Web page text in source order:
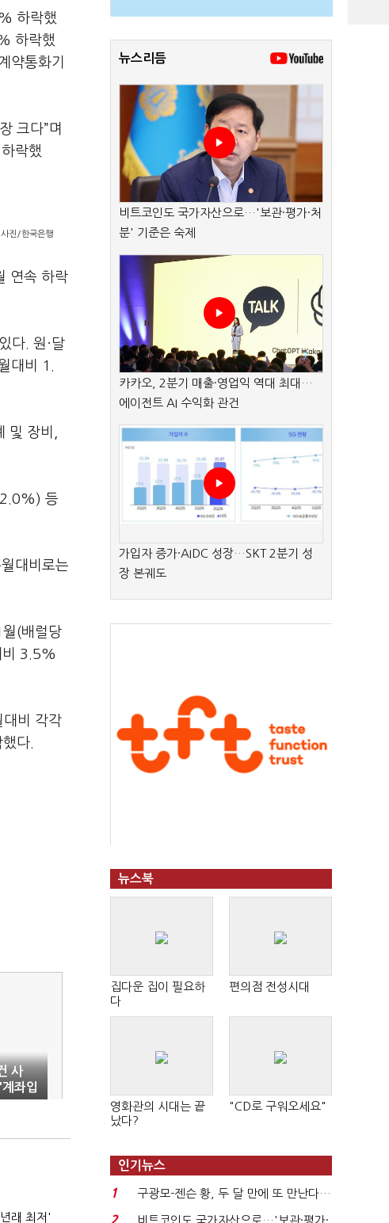
하락했
하락했
약통화기
크다”며
락했
진/한국은행
연속 하락
다. 원·달
대비 1.
장비,
등
대비로는
(배럴당
비 3.5%
비 각각
다.
사
좌입
래 최저'
뉴스리듬
비트코인도 국가자산으로…'보관·평가·처
분' 기준은 숙제
카카오, 2분기 매출·영업익 역대 최대…
에이전트 AI 수익화 관건
가입자 증가·AIDC 성장…SKT 2분기 성
장 본궤도
뉴스북
집다운 집이 필요하
다
편의점 전성시대
영화관의 시대는 끝
났다?
"CD로 구워오세요"
인기뉴스
1
구광모-젠슨 황, 두 달 만에 또 만난다…
로봇·AI 등 논...
2 비트코인도 국가자산으로…'보관·평가·